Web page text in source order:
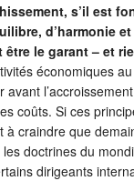
s’il est
d’harmonie
être le garant – et
économiques
avant
coûts. Si ces
à craindre que
doctrines du
dirigeants